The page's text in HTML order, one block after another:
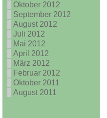
Oktober 2012
September 2012
August 2012
Juli 2012
Mai 2012
April 2012
März 2012
Februar 2012
Oktober 2011
August 2011